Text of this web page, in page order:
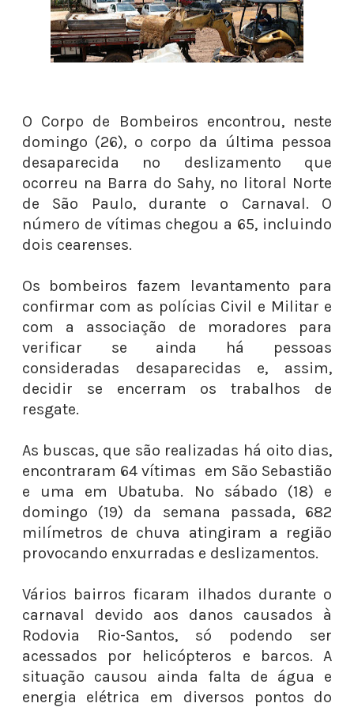
O Corpo de Bombeiros encontrou, neste
domingo (26), o corpo da última pessoa
desaparecida no deslizamento que
ocorreu na Barra do Sahy, no litoral Norte
de São Paulo, durante o Carnaval. O
número de vítimas chegou a 65, incluindo
dois cearenses.
Os bombeiros fazem levantamento para
confirmar com as polícias Civil e Militar e
com a associação de moradores para
verificar se ainda há pessoas
consideradas desaparecidas e, assim,
decidir se encerram os trabalhos de
resgate.
As buscas, que são realizadas há oito dias,
encontraram 64 vítimas em São Sebastião
e uma em Ubatuba. No sábado (18) e
domingo (19) da semana passada, 682
milímetros de chuva atingiram a região
provocando enxurradas e deslizamentos.
Vários bairros ficaram ilhados durante o
carnaval devido aos danos causados à
Rodovia Rio-Santos, só podendo ser
acessados por helicópteros e barcos. A
situação causou ainda falta de água e
energia elétrica em diversos pontos do